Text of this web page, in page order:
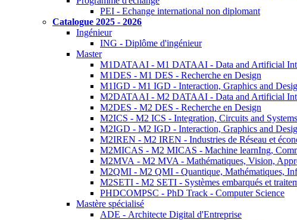
PEI - Echange international non diplomant
Catalogue 2025 - 2026
Ingénieur
ING - Diplôme d'ingénieur
Master
M1DATAAI - M1 DATAAI - Data and Artificial
M1DES - M1 DES - Recherche en Design
M1IGD - M1 IGD - Interaction, Graphics and
M2DATAAI - M2 DATAAI - Data and Artificial
M2DES - M2 DES - Recherche en Design
M2ICS - M2 ICS - Integration, Circuits and Systems
M2IGD - M2 IGD - Interaction, Graphics and
M2IREN - M2 IREN - Industries de Réseau et
M2MICAS - M2 MICAS - Machine learnIng,
M2MVA - M2 MVA - Mathématiques, Vision,
M2QMI - M2 QMI - Quantique, Mathématiques,
M2SETI - M2 SETI - Systèmes embarqués et
PHDCOMPSC - PhD Track - Computer Science
Mastère spécialisé
ADE - Architecte Digital d'Entreprise